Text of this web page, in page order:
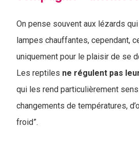
On pense souvent aux lézards
lampes chauffantes, cependant,
uniquement pour le plaisir de se
Les reptiles ne régulent pas
qui les rend particulièrement
changements de températures,
froid”.